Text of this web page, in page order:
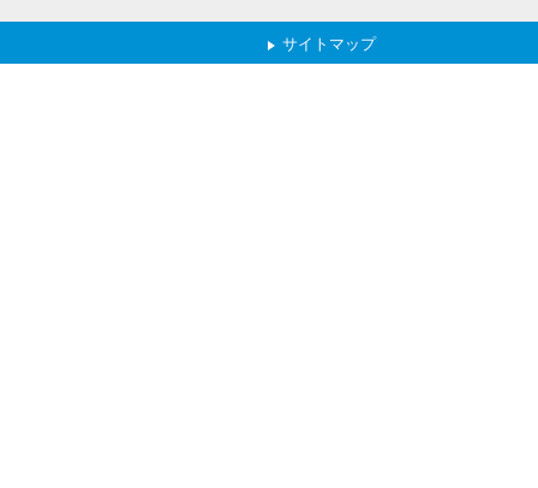
サイトマップ